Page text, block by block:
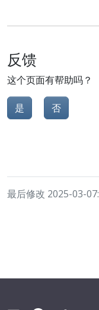
反馈
这个页面有帮助吗？
是 否
最后修改 2025-03-07: